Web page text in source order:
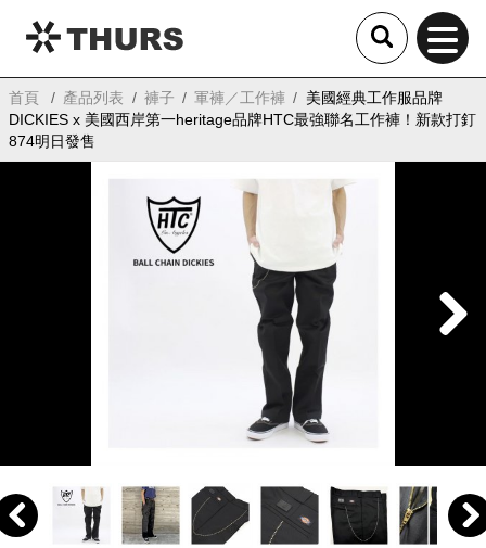
THURS
首頁 產品列表 褲子 軍褲／工作褲
美國經典工作服品牌
DICKIES x 美國西岸第一heritage品牌HTC最強聯名工作褲！新款打釘
874明日發售